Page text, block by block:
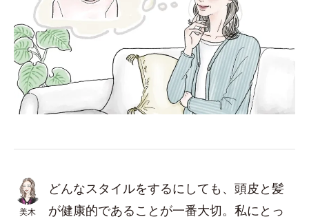
美木
どんなスタイルをするにしても、頭皮と髪
が健康的であることが一番大切。私にとっ